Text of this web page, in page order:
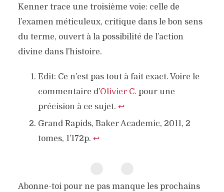
Kenner trace une troisième voie: celle de
l’examen méticuleux, critique dans le bon sens
du terme, ouvert à la possibilité de l’action
divine dans l’histoire.
Edit: Ce n’est pas tout à fait exact. Voire le
commentaire d’Olivier C. pour une
précision à ce sujet. ↩
Grand Rapids, Baker Academic, 2011, 2
tomes, 1’172p. ↩
Abonne-toi pour ne pas manque les prochains